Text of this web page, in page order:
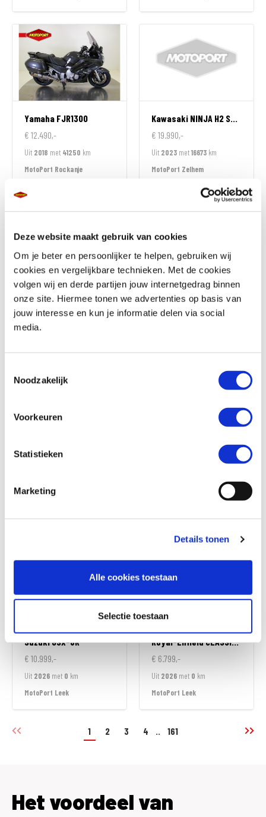
Deze website maakt gebruik van cookies
Om je beter en persoonlijker te helpen, gebruiken wij
cookies en vergelijkbare technieken. Met de cookies
volgen wij en derde partijen jouw internetgedrag binnen
onze site. Hiermee tonen we advertenties op basis van
jouw interesse en kun je informatie delen via social
media.
Noodzakelijk
Voorkeuren
Statistieken
Marketing
Details tonen
Alle cookies toestaan
Selectie toestaan
Yamaha FJR1300
€ 12.490,-
Uit 2018 met 41250 km
MotoPort Rockanje
Kawasaki NINJA H2 SX SPECIAL EDITION
€ 19.990,-
Uit 2023 met16673 km
MotoPort Zelhem
BMW
F 900 R
€ 10.490,-
Uit2026
Honda
ADV 350
€ 8.299,-
MotoPort Goes
MotoPort Goes
SuzukiGSX-8R
€ 10.999,-
Uit 2026 met 0 km
MotoPort Leek
Royal-EnfieldCLASSIC 350
€ 6.799,-
Uit 2026 met 0 km
MotoPort Leek
1 2 3 4 .. 161
Het voordeel van